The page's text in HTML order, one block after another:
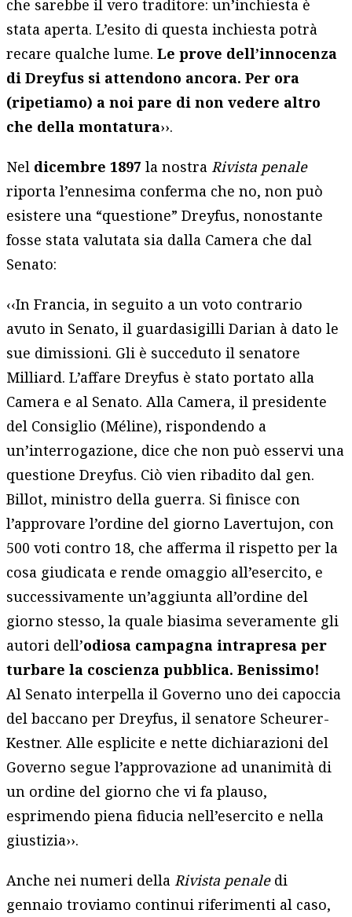
che sarebbe il vero traditore: un’inchiesta è
stata aperta. L’esito di questa inchiesta potrà
recare qualche lume.Le prove dell’innocenza
di Dreyfus si attendono ancora. Per ora
(ripetiamo) a noi pare di non vedere altro
che della montatura››.
Nel dicembre 1897 la nostraRivista penale
riporta l’ennesima conferma che no, non può
esistere una “questione” Dreyfus, nonostante
fosse stata valutata sia dalla Camera che dal
Senato:
‹‹In Francia, in seguito a un voto contrario
avuto in Senato, il guardasigilli Darian à dato le
sue dimissioni. Gli è succeduto il senatore
Milliard. L’affare Dreyfus è stato portato alla
Camera e al Senato. Alla Camera, il presidente
del Consiglio (Méline), rispondendo a
un’interrogazione, dice che non può esservi una
questione Dreyfus. Ciò vien ribadito dal gen.
Billot, ministro della guerra. Si finisce con
l’approvare l’ordine del giorno Lavertujon, con
500 voti contro 18, che afferma il rispetto per la
cosa giudicata e rende omaggio all’esercito, e
successivamente un’aggiunta all’ordine del
giorno stesso, la quale biasima severamente gli
autori dell’odiosa campagna intrapresa per
turbare la coscienza pubblica. Benissimo!
Al Senato interpella il Governo uno dei capoccia
del baccano per Dreyfus, il senatore Scheurer-
Kestner. Alle esplicite e nette dichiarazioni del
Governo segue l’approvazione ad unanimità di
un ordine del giorno che vi fa plauso,
esprimendo piena fiducia nell’esercito e nella
giustizia››.
Anche nei numeri dellaRivista penaledi
gennaio troviamo continui riferimenti al caso,